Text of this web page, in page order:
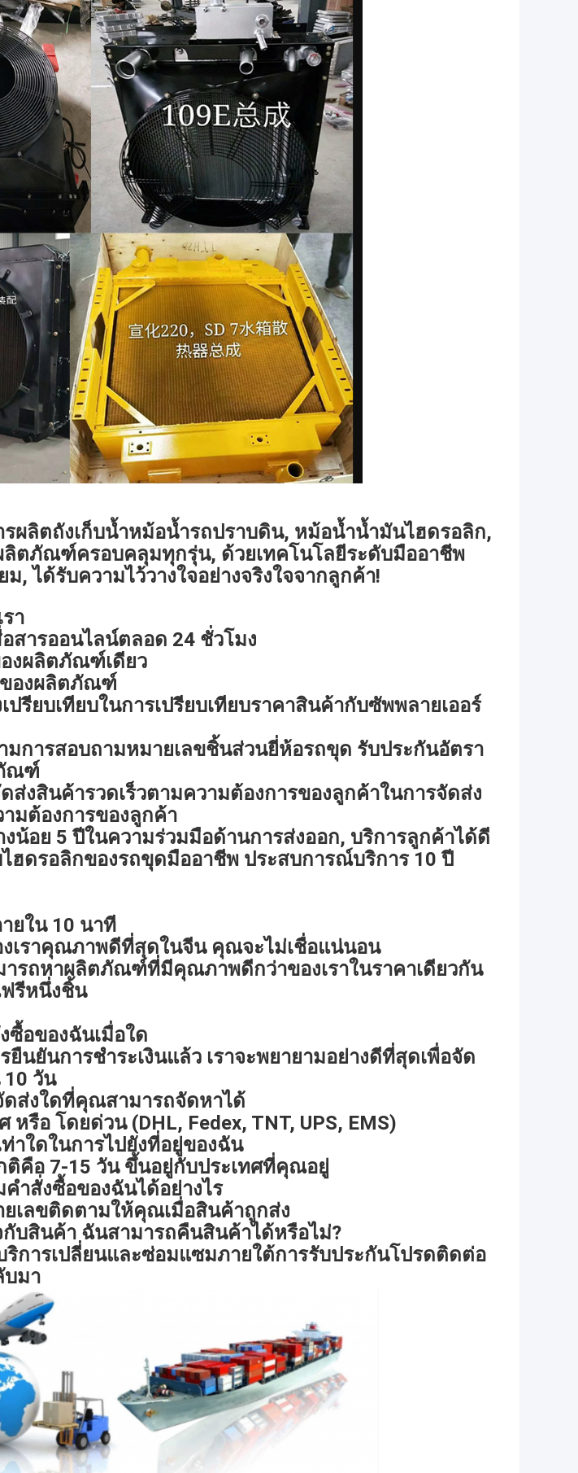
รผลิตถังเก็บน้ำหม้อน้ำรถปราบดิน, หม้อน้ำน้ำมันไฮดรอลิก,
ลิตภัณฑ์ครอบคลุมทุกรุ่น, ด้วยเทคโนโลยีระดับมืออาชีพ
, ได้รับความไว้วางใจอย่างจริงใจจากลูกค้า!
า
สารออนไลน์ตลอด 24 ชั่วโมง
งผลิตภัณฑ์เดียว
องผลิตภัณฑ์
ปรียบเทียบในการเปรียบเทียบราคาสินค้ากับซัพพลายเออร์
การสอบถามหมายเลขชิ้นส่วนยี่ห้อรถขุด รับประกันอัตรา
ณฑ์
ดส่งสินค้ารวดเร็วตามความต้องการของลูกค้าในการจัดส่ง
มต้องการของลูกค้า
น้อย 5 ปีในความร่วมมือด้านการส่งออก, บริการลูกค้าได้ดี
ฮดรอลิกของรถขุดมืออาชีพ ประสบการณ์บริการ 10 ปี
ยใน 10 นาที
เราคุณภาพดีที่สุดในจีน คุณจะไม่เชื่อแน่นอน
รถหาผลิตภัณฑ์ที่มีคุณภาพดีกว่าของเราในราคาเดียวกัน
รีหนึ่งชิ้น
ซื้อของฉันเมื่อใด
ยืนยันการชำระเงินแล้ว เราจะพยายามอย่างดีที่สุดเพื่อจัด
วัน
ดส่งใดที่คุณสามารถจัดหาได้
หรือ โดยด่วน (DHL, Fedex, TNT, UPS, EMS)
ท่าใดในการไปยังที่อยู่ของฉัน
ติคือ 7-15 วัน ขึ้นอยู่กับประเทศที่คุณอยู่
ำสั่งซื้อของฉันได้อย่างไร
ยเลขติดตามให้คุณเมื่อสินค้าถูกส่ง
กับสินค้า ฉันสามารถคืนสินค้าได้หรือไม่?
ริการเปลี่ยนและซ่อมแซมภายใต้การรับประกันโปรดติดต่อ
บมา